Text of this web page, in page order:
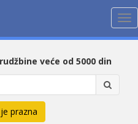
veće od 5000 din
prazna